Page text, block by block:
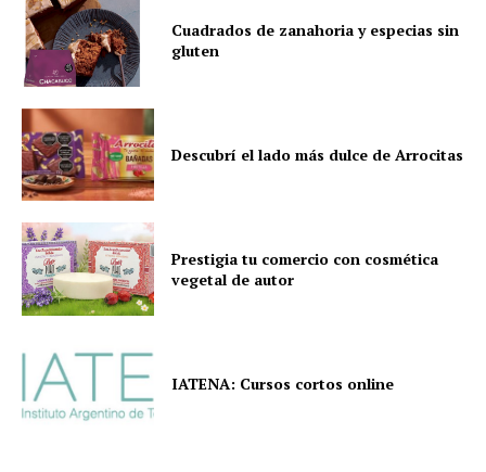
Cuadrados de zanahoria y especias sin
gluten
Descubrí el lado más dulce de Arrocitas
Prestigia tu comercio con cosmética
vegetal de autor
IATENA: Cursos cortos online